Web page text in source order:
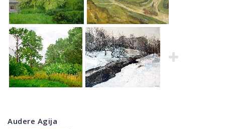
Audere Agija